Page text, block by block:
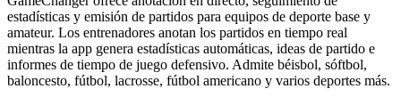
estadísticas y emisión de partidos para equipos de deporte base y
amateur. Los entrenadores anotan los partidos en tiempo real
mientras la app genera estadísticas automáticas, ideas de partido e
informes de tiempo de juego defensivo. Admite béisbol, sóftbol,
baloncesto, fútbol, lacrosse, fútbol americano y varios deportes más.